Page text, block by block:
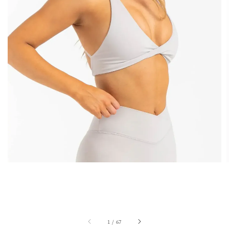
1 / 67